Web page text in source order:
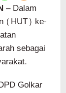
– Dalam
(HUT) ke-
sebagai
Golkar